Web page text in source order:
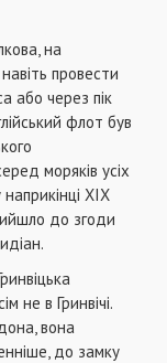
на
провести
або через пік
флот був
моряків усіх
наприкінці XIX
до згоди
не в Гринвічі.
вона
до замку